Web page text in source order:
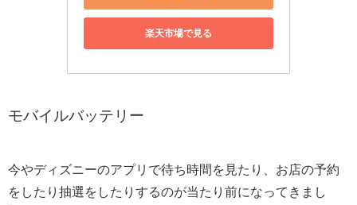
楽天市場で見る
モバイルバッテリー
今やディズニーのアプリで待ち時間を見たり、お店の予約
をしたり抽選をしたりするのが当たり前になってきまし